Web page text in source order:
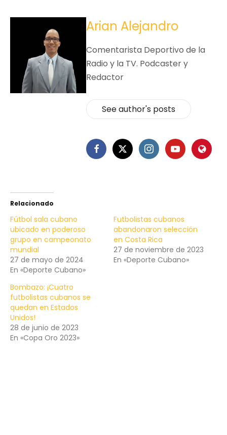
Arian Alejandro
Comentarista Deportivo de la
Radio y la TV. Podcaster y
Redactor
See author's posts
Relacionado
Fútbol sala cubano
ubicado en poderoso
grupo en campeonato
mundial
27 de mayo de 2024
En «Deporte Cubano»
Futbolistas cubanos
abandonaron selección
en Costa Rica
27 de noviembre de 2023
En «Deporte Cubano»
Bombazo: ¡Cuatro
futbolistas cubanos se
quedan en Estados
Unidos!
28 de junio de 2023
En «Copa Oro 2023»